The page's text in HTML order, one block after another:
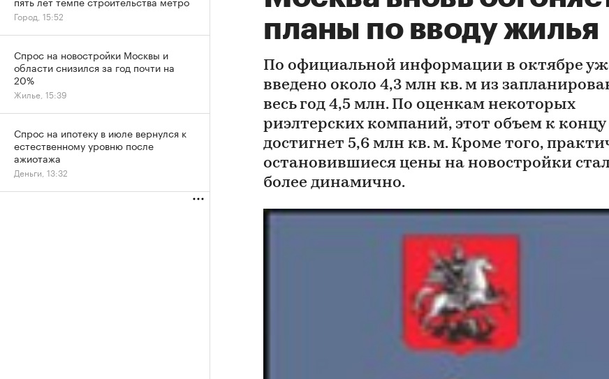
планы по вводу жилья
По официальной информации в октябре
введено около 4,3 млн кв. м из
весь год 4,5 млн. По оценкам некоторых
риэлтерских компаний, этот объем к концу
достигнет 5,6 млн кв. м. Кроме того,
остановившиеся цены на новостройки
более динамично.
Город, 15:52
Спрос на новостройки Москвы и
области снизился за год почти на
20%
Жилье, 15:39
Спрос на ипотеку в июле вернулся к
естественному уровню после
ажиотажа
Деньги, 13:32